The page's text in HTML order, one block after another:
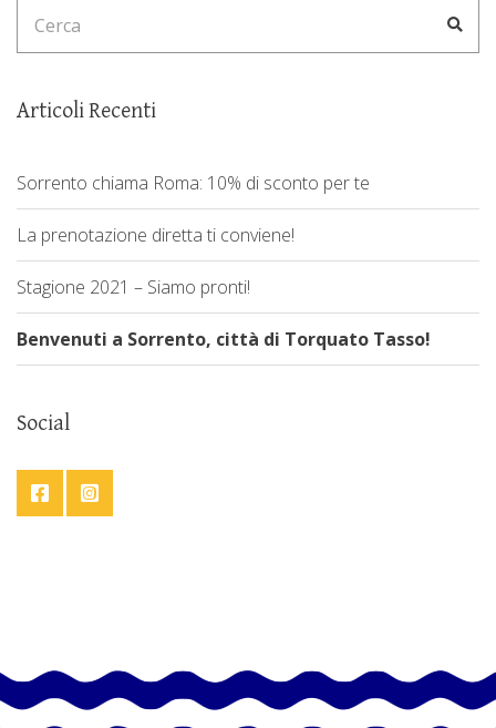
for:
Articoli Recenti
Sorrento chiama Roma: 10% di sconto per te
La prenotazione diretta ti conviene!
Stagione 2021 – Siamo pronti!
Benvenuti a Sorrento, città di Torquato Tasso!
Social